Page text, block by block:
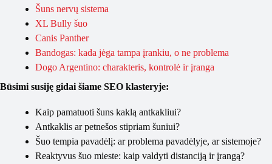
Šuns nervų sistema
XL Bully šuo
Canis Panther
Bandogas: kada jėga tampa įrankiu, o ne problema
Dogo Argentino: charakteris, kontrolė ir įranga
Būsimi susiję gidai šiame SEO klasteryje:
Kaip pamatuoti šuns kaklą antkakliui?
Antkaklis ar petnešos stipriam šuniui?
Šuo tempia pavadėlį: ar problema pavadėlyje, ar sistemoje?
Reaktyvus šuo mieste: kaip valdyti distanciją ir įrangą?